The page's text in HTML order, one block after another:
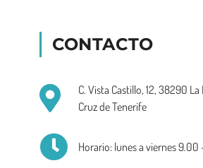
CONTACTO
C. Vista Castillo, 12, 38290
Cruz de Tenerife
Horario: lunes a viernes 9.00